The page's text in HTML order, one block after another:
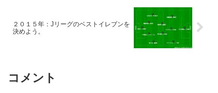
２０１５年：Jリーグのベストイレブンを
決めよう。
コメント